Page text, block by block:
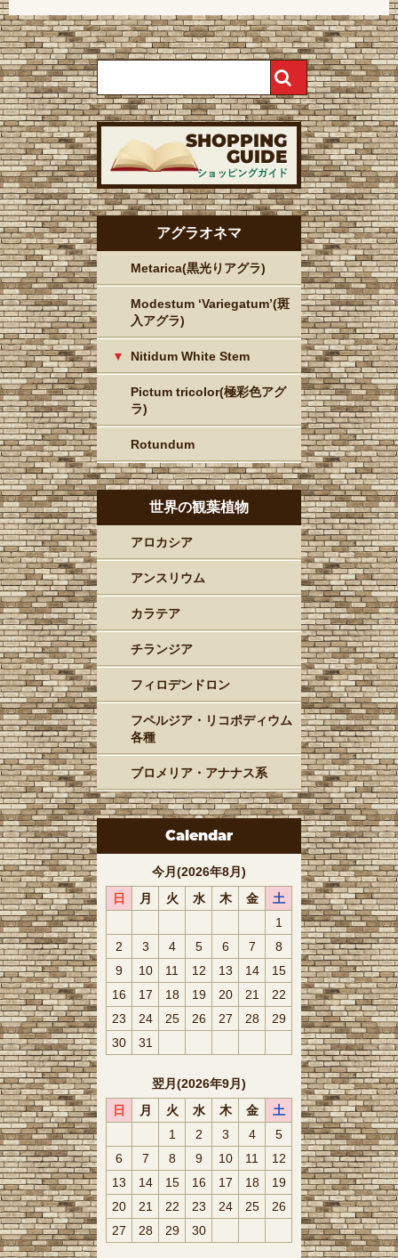
アグラオネマ
Metarica(黒光りアグラ)
Modestum ‘Variegatum’(斑
入アグラ)
Nitidum White Stem
Pictum tricolor(極彩色アグ
ラ)
Rotundum
世界の観葉植物
アロカシア
アンスリウム
カラテア
チランジア
フィロデンドロン
フペルジア・リコポディウム
各種
ブロメリア・アナナス系
Calendar
今月(2026年8月)
日
月 火 水 木 金
土
1
2
3 4 5 6 7
8
9
10 11 12 13 14
15
16
17 18 19 20 21
22
23
24 25 26 27 28
29
30
31
翌月(2026年9月)
日
月 火 水 木 金
土
1
2 3 4
5
6
7 8 9 10 11
12
13
14 15 16 17 18
19
20
21 22 23 24 25
26
27
28 29 30